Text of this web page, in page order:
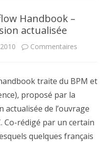
Handbook –
actualisée
Commentaires
traite du BPM et
proposé par la
actualisée de l’ouvrage
Co-rédigé par un certain
quelques français